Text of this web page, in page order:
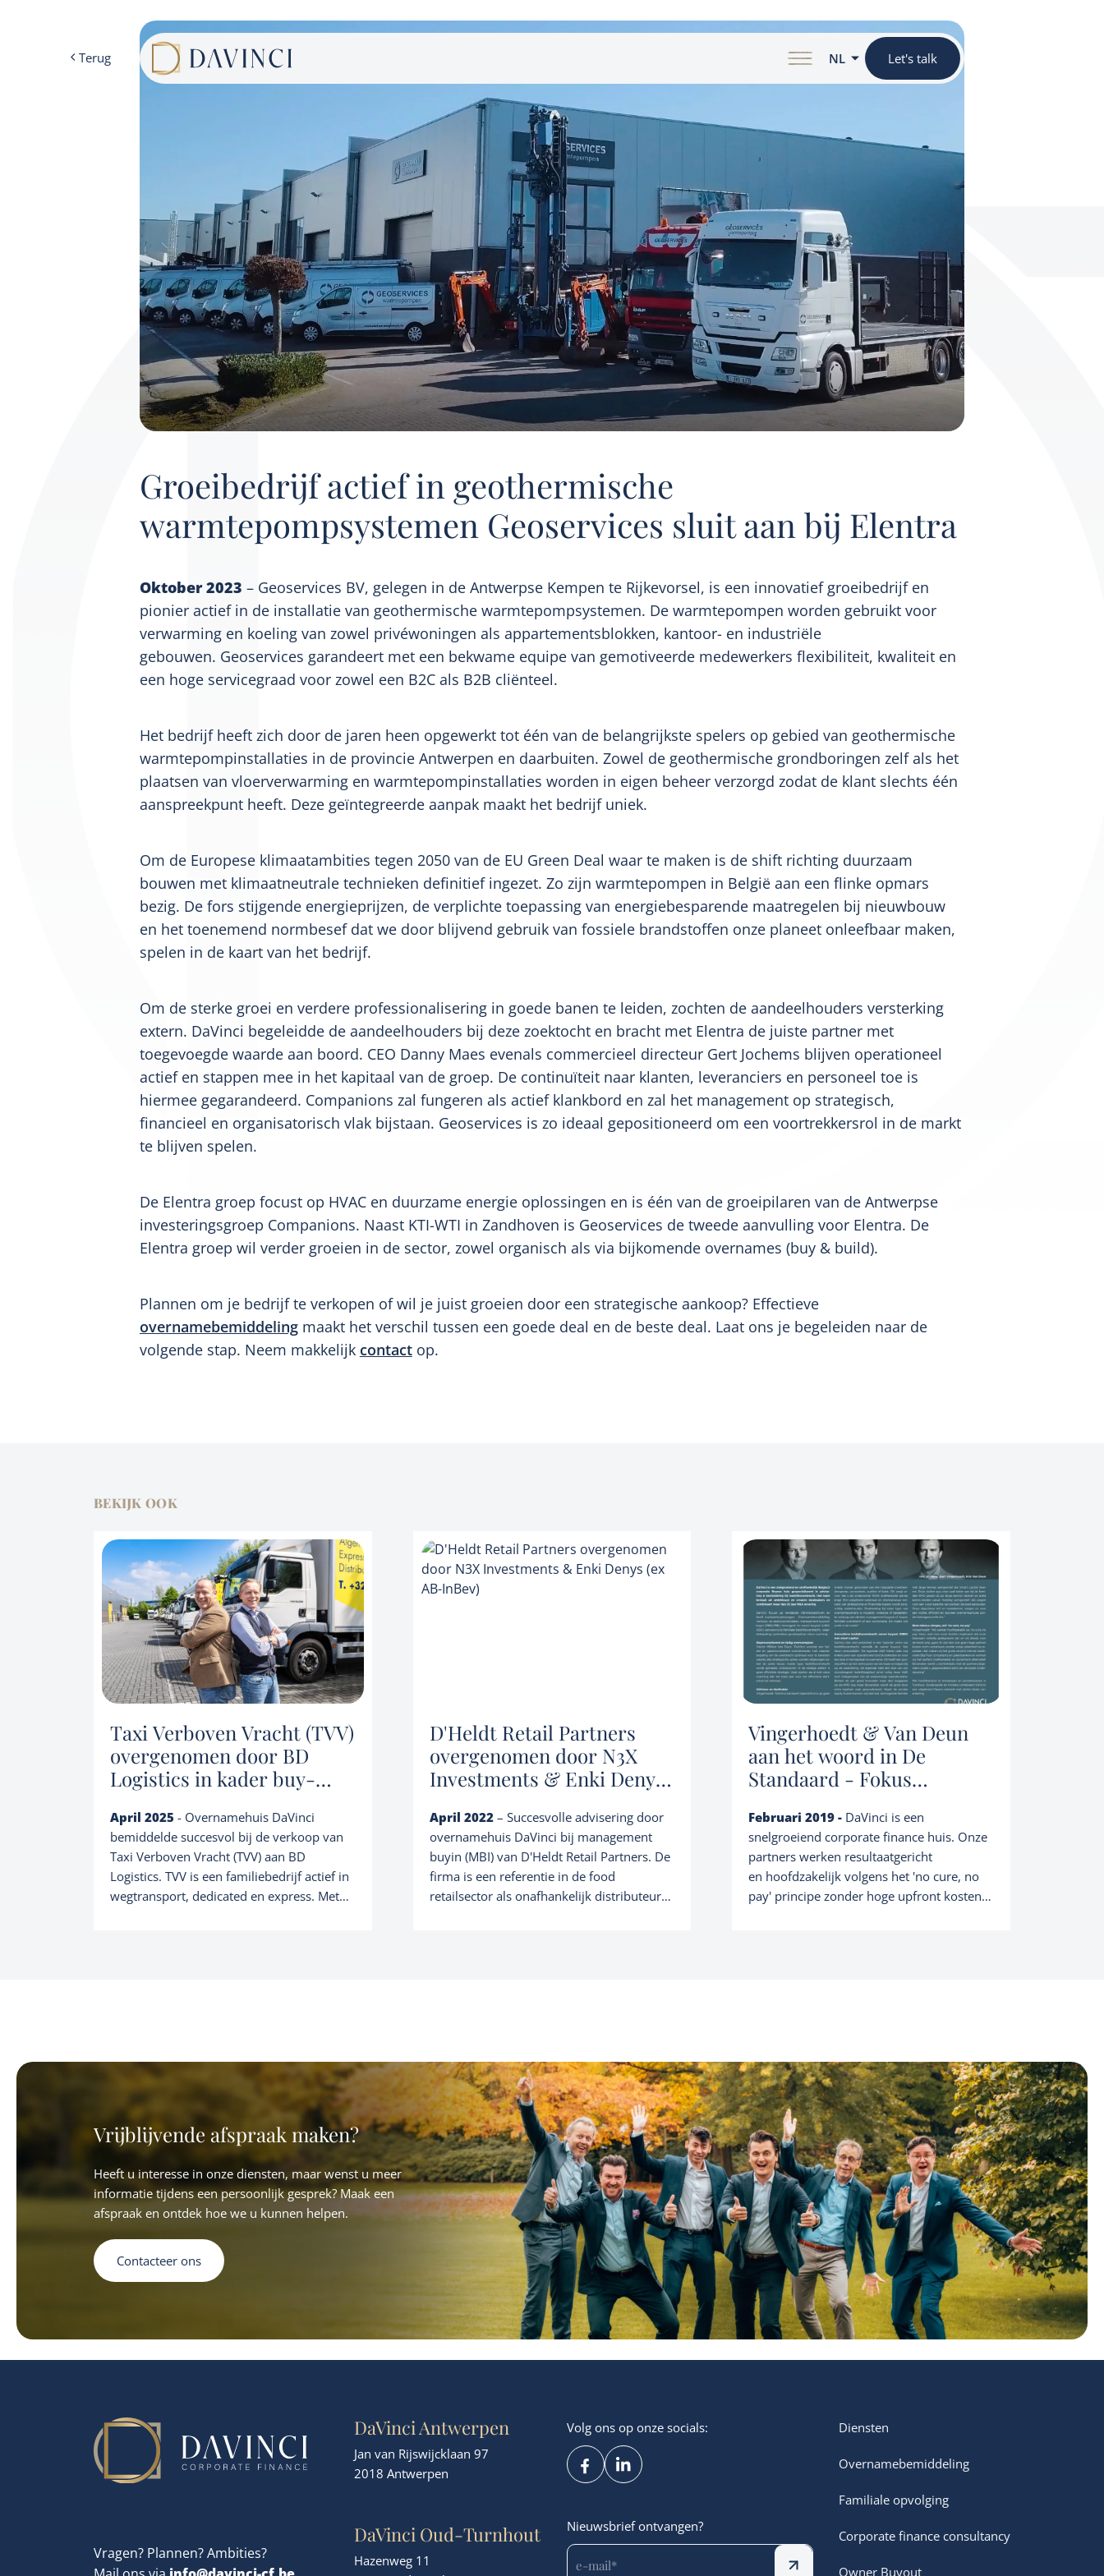
Diensten
Overnamebemiddeling en advies
Familiale opvolging
Corporate finance consultancy
Owner buyout
Over ons
Over ons
Team
Referenties
Portfolio
NL Let's talk
Terug
Groeibedrijf actief in geothermische
warmtepompsystemen Geoservices sluit aan bij Elentra
Oktober 2023 – Geoservices BV, gelegen in de Antwerpse Kempen te Rijkevorsel, is een innovatief groeibedrijf en
pionier actief in de installatie van geothermische warmtepompsystemen. De warmtepompen worden gebruikt voor
verwarming en koeling van zowel privéwoningen als appartementsblokken, kantoor- en industriële
gebouwen. Geoservices garandeert met een bekwame equipe van gemotiveerde medewerkers flexibiliteit, kwaliteit en
een hoge servicegraad voor zowel een B2C als B2B cliënteel.
Het bedrijf heeft zich door de jaren heen opgewerkt tot één van de belangrijkste spelers op gebied van geothermische
warmtepompinstallaties in de provincie Antwerpen en daarbuiten. Zowel de geothermische grondboringen zelf als het
plaatsen van vloerverwarming en warmtepompinstallaties worden in eigen beheer verzorgd zodat de klant slechts één
aanspreekpunt heeft. Deze geïntegreerde aanpak maakt het bedrijf uniek.
Om de Europese klimaatambities tegen 2050 van de EU Green Deal waar te maken is de shift richting duurzaam
bouwen met klimaatneutrale technieken definitief ingezet. Zo zijn warmtepompen in België aan een flinke opmars
bezig. De fors stijgende energieprijzen, de verplichte toepassing van energiebesparende maatregelen bij nieuwbouw
en het toenemend normbesef dat we door blijvend gebruik van fossiele brandstoffen onze planeet onleefbaar maken,
spelen in de kaart van het bedrijf.
Om de sterke groei en verdere professionalisering in goede banen te leiden, zochten de aandeelhouders versterking
extern. DaVinci begeleidde de aandeelhouders bij deze zoektocht en bracht met Elentra de juiste partner met
toegevoegde waarde aan boord. CEO Danny Maes evenals commercieel directeur Gert Jochems blijven operationeel
actief en stappen mee in het kapitaal van de groep. De continuïteit naar klanten, leveranciers en personeel toe is
hiermee gegarandeerd. Companions zal fungeren als actief klankbord en zal het management op strategisch,
financieel en organisatorisch vlak bijstaan. Geoservices is zo ideaal gepositioneerd om een voortrekkersrol in de markt
te blijven spelen.
De Elentra groep focust op HVAC en duurzame energie oplossingen en is één van de groeipilaren van de Antwerpse
investeringsgroep Companions. Naast KTI-WTI in Zandhoven is Geoservices de tweede aanvulling voor Elentra. De
Elentra groep wil verder groeien in de sector, zowel organisch als via bijkomende overnames (buy & build).
Plannen om je bedrijf te verkopen of wil je juist groeien door een strategische aankoop? Effectieve
overnamebemiddelingmaakt het verschil tussen een goede deal en de beste deal. Laat ons je begeleiden naar de
volgende stap. Neem makkelijk contactop.
BEKIJK OOK
Taxi Verboven Vracht (TVV)
overgenomen door BD
Logistics in kader buy-
April 2025 - Overnamehuis DaVinci
bemiddelde succesvol bij de verkoop van
Taxi Verboven Vracht (TVV) aan BD
Logistics. TVV is een familiebedrijf actief in
wegtransport, dedicated en express. Met
D'Heldt Retail Partners
overgenomen door N3X
Investments & Enki Denys
April 2022 – Succesvolle advisering door
overnamehuis DaVinci bij management
buyin (MBI) van D'Heldt Retail Partners. De
firma is een referentie in de food
retailsector als onafhankelijk distributeur
Vingerhoedt & Van Deun
aan het woord in De
Standaard - Fokus
Februari 2019 - DaVinci is een
snelgroeiend corporate finance huis. Onze
partners werken resultaatgericht
en hoofdzakelijk volgens het 'no cure, no
pay' principe zonder hoge upfront kosten
Vrijblijvende afspraak maken?
Heeft u interesse in onze diensten, maar wenst u meer
informatie tijdens een persoonlijk gesprek? Maak een
afspraak en ontdek hoe we u kunnen helpen.
Contacteer ons
Vragen? Plannen? Ambities?
DaVinci Antwerpen
Jan van Rijswijcklaan 97
2018 Antwerpen
DaVinci Oud-Turnhout
Hazenweg 11
Volg ons op onze socials:
Nieuwsbrief ontvangen?
Diensten
Overnamebemiddeling
Familiale opvolging
Corporate finance consultancy
Owner Buyout